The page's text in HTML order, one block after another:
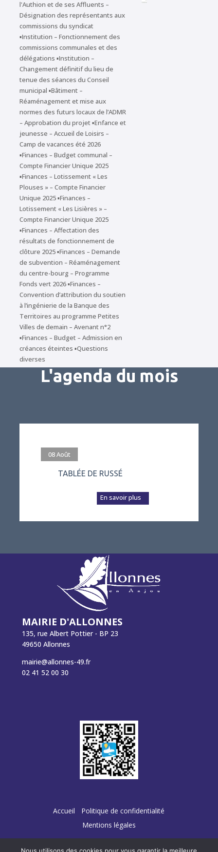
l'Authion et de ses Affluents –
Désignation des représentants aux
commissions du syndicat
▪Institution – Fonctionnement des
commissions communales et des
délégations ▪Institution –
Changement définitif du lieu de
tenue des séances du Conseil
municipal ▪Bâtiment –
Réaménagement et mise aux
normes des futurs locaux de l’ADMR
– Approbation du projet ▪Enfance et
jeunesse – Accueil de Loisirs –
Camp de vacances été 2026
▪Finances – Budget communal –
Compte Financier Unique 2025
▪Finances – Lotissement « Les
Plouses » – Compte Financier
Unique 2025 ▪Finances –
Lotissement « Les Lisières » –
Compte Financier Unique 2025
▪Finances – Affectation des
résultats de fonctionnement de
clôture 2025 ▪Finances – Demande
de subvention – Réaménagement
du centre-bourg – Programme
Fonds vert 2026 ▪Finances –
Convention d’attribution du soutien
à l’ingénierie de la Banque des
Territoires au programme Petites
Villes de demain – Avenant n°2
▪Finances – Budget – Admission en
créances éteintes ▪Questions
diverses
L'agenda du mois
08Août
TABLÉE DE RUSSÉ
En savoir plus
MAIRIE D'ALLONNES
135, rue Albert Pottier - BP 23
49650 Allonnes
mairie@allonnes-49.fr
02 41 52 00 30
Accueil
Politique de confidentialité
Mentions légales